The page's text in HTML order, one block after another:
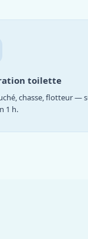
toilette
chasse, flotteur —
1 h.